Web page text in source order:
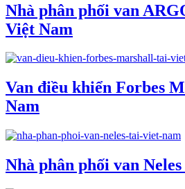
Nhà phân phối van
Việt Nam
Van điều khiển Forbes
Nam
Nhà phân phối van